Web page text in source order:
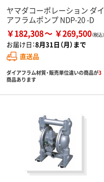
ヤマダコーポレーション ダイ
アフラムポンプ NDP-20 -D
￥182,308 ￥269,500
お届け日：8月31日（月）まで
直送品
ダイアフラム材質・販売単位違いの商品が3
商品あります